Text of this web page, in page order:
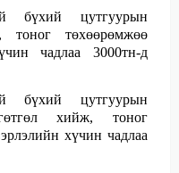
бүхий цутгуурын
тоног төхөөрөмжөө
чадлаа 3000тн-д
бүхий цутгуурын
хийж, тоног
хүчин чадлаа